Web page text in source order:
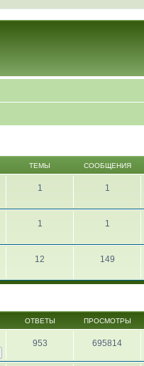
ТЕМЫ СООБЩЕНИЯ
1 1
1 1
12 149
ОТВЕТЫ ПРОСМОТРЫ
953 695814